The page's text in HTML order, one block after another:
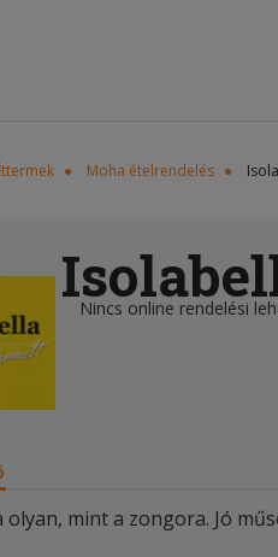
Moha ételrendelés
Nincs online rendelési
olyan, mint a zongora. Jó